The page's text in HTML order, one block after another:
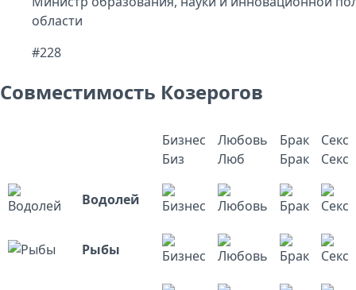
области
#228
Совместимость Козерогов
Бизнес
Биз
Любовь
Люб
Брак
Брак
Секс
Секс
Водолей
Рыбы